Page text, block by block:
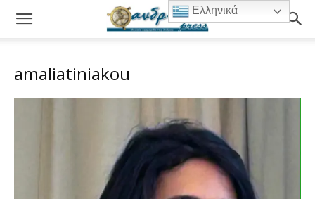
amaliatiniakou
Ελληνικά